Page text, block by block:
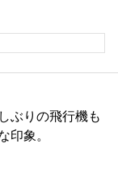
ぶりの飛行機も
印象。